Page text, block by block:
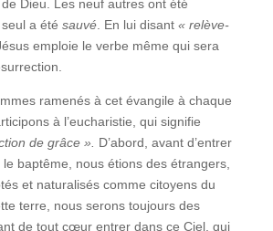
Dieu. Les neuf autres ont été
a été sauvé. En lui disant « relève-
emploie le verbe même qui sera
ramenés à cet évangile à chaque
à l’eucharistie, qui signifie
de grâce ».
D’abord, avant d’entrer
le baptême, nous étions des étrangers,
et naturalisés comme citoyens du
terre, nous serons toujours des
de tout cœur entrer dans ce Ciel, qui